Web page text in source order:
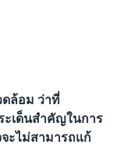
ดล้อม ว่าที่
ะเด็นสำคัญในการ
ะไม่สามารถแก้